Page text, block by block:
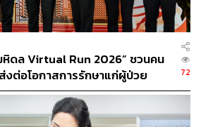
นไปตามยุคสมัย แต่สิ่งที่ไม่เปลี่ยนเลย
ธา และความเชื่อมั่น ตลอดระยะเวลา
ยาบาลที่คนไทยเชื่อมั่นว่าจะสามารถ
าพชีวิตพวกเขาดีขึ้น”
ก่าแก่ แต่ศิริราชก็สามารถปรับตัวทัน
หิดล Virtual Run 2026” ชวนคน
งต่อโอกาสการรักษาแก่ผู้ป่วย
ปี 2569 [PR NEWS]
72